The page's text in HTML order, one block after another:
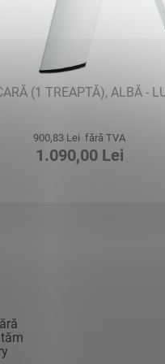
(1 TREAPTĂ), ALBĂ -
900,83 Lei fără TVA
1.090,00 Lei